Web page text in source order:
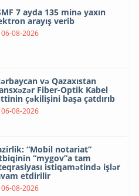
7 ayda 135 minə yaxın
arayış verib
06-08-2026
və Qazaxıstan
Fiber-Optik Kabel
çəkilişini başa çatdırıb
06-08-2026
“Mobil notariat”
“mygov”a tam
istiqamətində işlər
etdirilir
06-08-2026